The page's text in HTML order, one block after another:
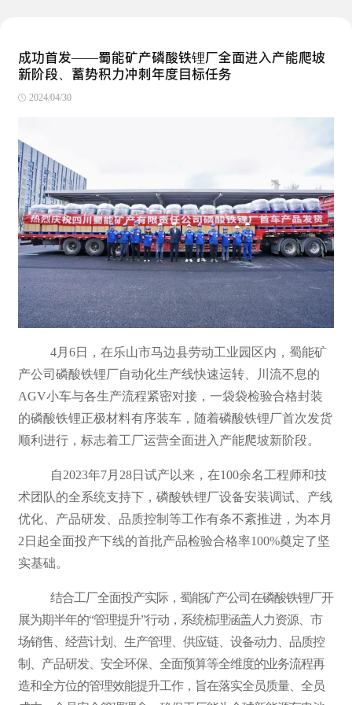
成功首发——蜀能矿产磷酸铁锂厂全面进入产能爬坡
新阶段、蓄势积力冲刺年度目标任务
2024/04/30
4月6日，在乐山市马边县劳动工业园区内，蜀能矿
产公司磷酸铁锂厂自动化生产线快速运转、川流不息的
AGV小车与各生产流程紧密对接，一袋袋检验合格封装
的磷酸铁锂正极材料有序装车，随着磷酸铁锂厂首次发货
顺利进行，标志着工厂运营全面进入产能爬坡新阶段。
自2023年7月28日试产以来，在100余名工程师和技
术团队的全系统支持下，磷酸铁锂厂设备安装调试、产线
优化、产品研发、品质控制等工作有条不紊推进，为本月
2日起全面投产下线的首批产品检验合格率100%奠定了坚
实基础。
结合工厂全面投产实际，蜀能矿产公司在磷酸铁锂厂开
展为期半年的“管理提升”行动，系统梳理涵盖人力资源、市
场销售、经营计划、生产管理、供应链、设备动力、品质控
制、产品研发、安全环保、全面预算等全维度的业务流程再
造和全方位的管理效能提升工作，旨在落实全员质量、全员